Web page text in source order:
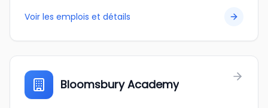
Voir les emplois et détails
Bloomsbury Academy